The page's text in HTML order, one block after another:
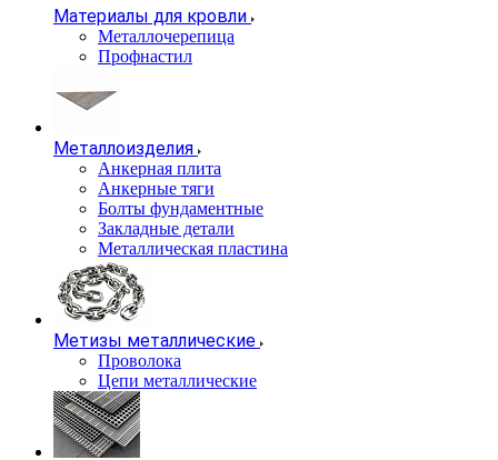
Материалы для кровли
Металлочерепица
Профнастил
Металлоизделия
Анкерная плита
Анкерные тяги
Болты фундаментные
Закладные детали
Металлическая пластина
Метизы металлические
Проволока
Цепи металлические